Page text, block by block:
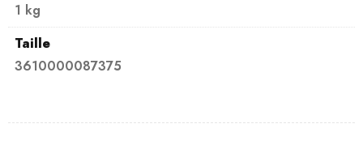
1 kg
Taille
3610000087375